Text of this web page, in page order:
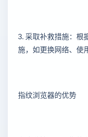
3. 采取补救措施：根
施，如更换网络、使
指纹浏览器的优势